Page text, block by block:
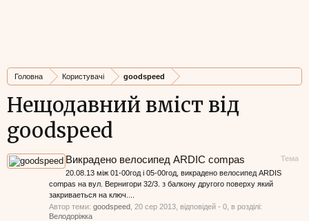
Головна Користувачі goodspeed
Нещодавний вміст від
goodspeed
Тема
Викрадено велосипед ARDIC compas
20.08.13 між 01-00год і 05-00год, викрадено велосипед ARDIS
compas на вул. Вернигори 32/3. з балкону другого поверху який
закриваеться на ключ....
Автор теми: goodspeed 20 сер 2013 , відповідей - 0, в розділі:
Велодоріжка